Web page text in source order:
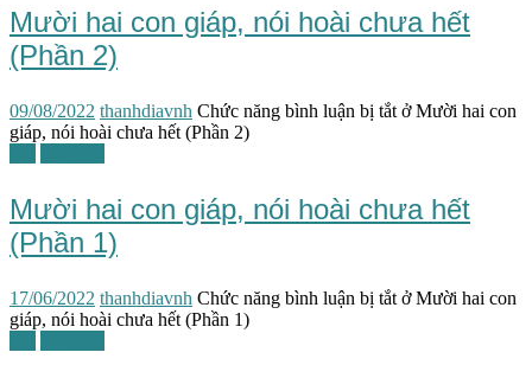
Mười hai con giáp, nói hoài chưa hết
(Phần 2)
09/08/2022 thanhdiavnh Chức năng bình luận bị tắt ở Mười hai con
giáp, nói hoài chưa hết (Phần 2)
Mười hai con giáp, nói hoài chưa hết
(Phần 1)
17/06/2022 thanhdiavnh Chức năng bình luận bị tắt ở Mười hai con
giáp, nói hoài chưa hết (Phần 1)